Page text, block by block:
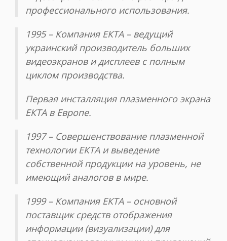
профессионального использования.
1995 – Компания ЕКТА – ведущий
украинский производитель больших
видеоэкранов и дисплеев с полным
циклом производства.
Первая инсталляция плазменного экрана
ЕКТА в Европе.
1997 – Совершенствование плазменной
технологии ЕКТА и выведение
собственной продукции на уровень, не
имеющий аналогов в мире.
1999 – Компания ЕКТА – основной
поставщик средств отображения
информации (визуализации) для